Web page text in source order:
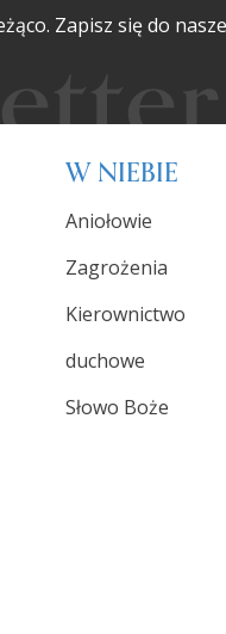
Zapisz się do
W NIEBIE
Aniołowie
Zagrożenia
Kierownictwo
duchowe
Słowo Boże